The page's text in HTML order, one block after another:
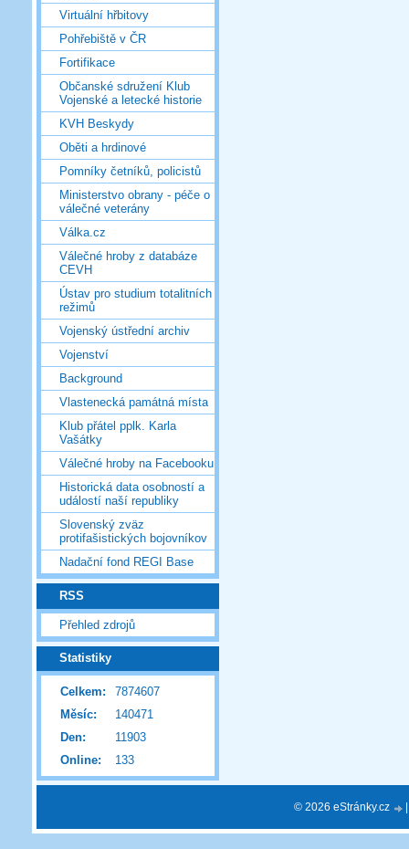
Virtuální hřbitovy
Pohřebiště v ČR
Fortifikace
Občanské sdružení Klub
Vojenské a letecké historie
KVH Beskydy
Oběti a hrdinové
Pomníky četníků, policistů
Ministerstvo obrany - péče o
válečné veterány
Válka.cz
Válečné hroby z databáze
CEVH
Ústav pro studium totalitních
režimů
Vojenský ústřední archiv
Vojenství
Background
Vlastenecká památná místa
Klub přátel pplk. Karla
Vašátky
Válečné hroby na Facebooku
Historická data osobností a
událostí naší republiky
Slovenský zväz
protifašistických bojovníkov
Nadační fond REGI Base
RSS
Přehled zdrojů
Statistiky
Online: 133
Celkem:
7874607
Měsíc:
140471
Den:
11903
© 2026 eStránky.cz